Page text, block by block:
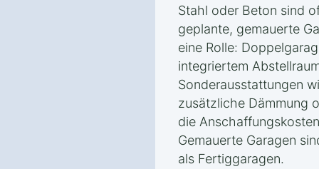
Stahl oder Beton sind
geplante, gemauerte
eine Rolle:
integriertem
Sonderausstattungen
zusätzliche Dämmung
die
Gemauerte Garagen
als Fertiggaragen.